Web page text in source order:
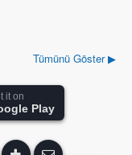
Tümünü Göster ▶
it on
Play